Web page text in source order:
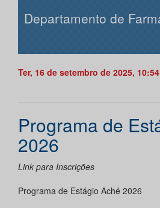
Departamento de
Ter, 16 de setembro de 2025, 10:54
Programa de
2026
Link para Inscrições
Programa de Estágio Aché 2026